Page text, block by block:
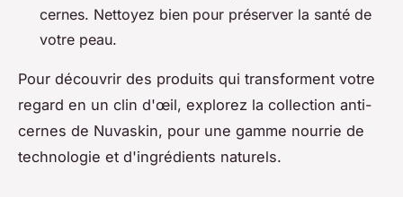
cernes. Nettoyez bien pour préserver la santé de
votre peau.
Pour découvrir des produits qui transforment votre
regard en un clin d'œil, explorez la collection anti-
cernes de Nuvaskin, pour une gamme nourrie de
technologie et d'ingrédients naturels.